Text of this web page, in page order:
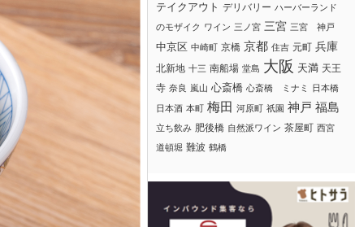
テイクアウト デリバリー ハーバーランド
のモザイク ワイン 三ノ宮 三宮 三宮 神戸
中京区 中崎町 京橋 京都 住吉 元町 兵庫
北新地 十三 南船場 堂島 大阪 天満 天王
寺 奈良 嵐山 心斎橋 心斎橋 ミナミ 日本橋
日本酒 本町 梅田 河原町 祇園 神戸 福島
立ち飲み 肥後橋 自然派ワイン 茶屋町 西宮
道頓堀 難波 鶴橋